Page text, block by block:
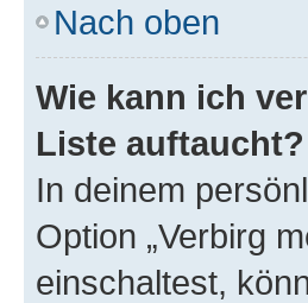
Nach oben
Wie kann ich
Liste auftaucht?
In deinem
Option „Verbirg
einschaltest,